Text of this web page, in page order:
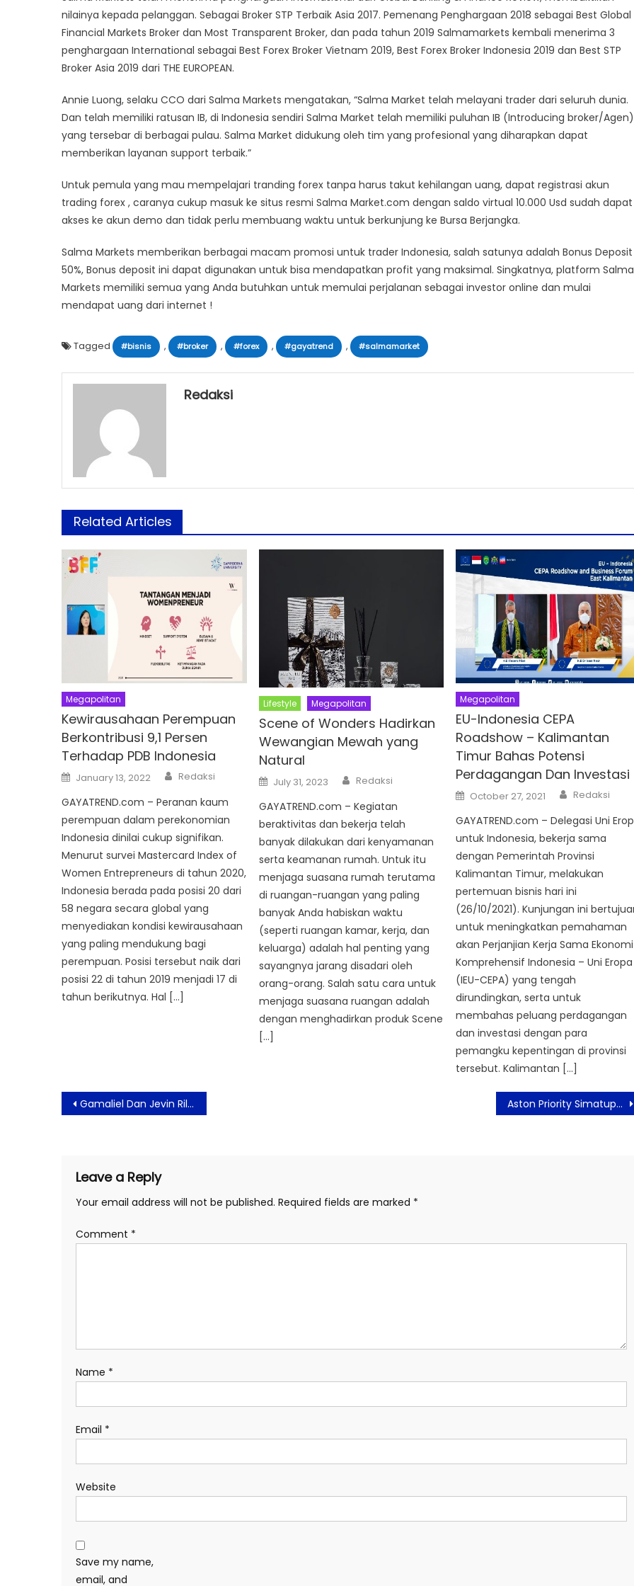
nilainya kepada pelanggan. Sebagai Broker STP Terbaik Asia 2017. Pemenang Penghargaan 2018 sebagai Best Global
Financial Markets Broker dan Most Transparent Broker, dan pada tahun 2019 Salmamarkets kembali menerima 3
penghargaan International sebagai Best Forex Broker Vietnam 2019, Best Forex Broker Indonesia 2019 dan Best STP
Broker Asia 2019 dari THE EUROPEAN.
Annie Luong, selaku CCO dari Salma Markets mengatakan, “Salma Market telah melayani trader dari seluruh dunia.
Dan telah memiliki ratusan IB, di Indonesia sendiri Salma Market telah memiliki puluhan IB (Introducing broker/Agen)
yang tersebar di berbagai pulau. Salma Market didukung oleh tim yang profesional yang diharapkan dapat
memberikan layanan support terbaik.”
Untuk pemula yang mau mempelajari tranding forex tanpa harus takut kehilangan uang, dapat registrasi akun
trading forex , caranya cukup masuk ke situs resmi Salma Market.com dengan saldo virtual 10.000 Usd sudah dapat
akses ke akun demo dan tidak perlu membuang waktu untuk berkunjung ke Bursa Berjangka.
Salma Markets memberikan berbagai macam promosi untuk trader Indonesia, salah satunya adalah Bonus Deposit
50%, Bonus deposit ini dapat digunakan untuk bisa mendapatkan profit yang maksimal. Singkatnya, platform Salma
Markets memiliki semua yang Anda butuhkan untuk memulai perjalanan sebagai investor online dan mulai
mendapat uang dari internet !
Tagged #bisnis , #broker , #forex , #gayatrend , #salmamarket
Redaksi
Related Articles
Megapolitan
Kewirausahaan Perempuan
Berkontribusi 9,1 Persen
Terhadap PDB Indonesia
Posted
on
January 13, 2022 Author
Redaksi
GAYATREND.com – Peranan kaum
perempuan dalam perekonomian
Indonesia dinilai cukup signifikan.
Menurut survei Mastercard Index of
Women Entrepreneurs di tahun 2020,
Indonesia berada pada posisi 20 dari
58 negara secara global yang
menyediakan kondisi kewirausahaan
yang paling mendukung bagi
perempuan. Posisi tersebut naik dari
posisi 22 di tahun 2019 menjadi 17 di
tahun berikutnya. Hal […]
Lifestyle Megapolitan
Scene of Wonders Hadirkan
Wewangian Mewah yang
Natural
Posted
on
July 31, 2023 Author
Redaksi
GAYATREND.com – Kegiatan
beraktivitas dan bekerja telah
banyak dilakukan dari kenyamanan
serta keamanan rumah. Untuk itu
menjaga suasana rumah terutama
di ruangan-ruangan yang paling
banyak Anda habiskan waktu
(seperti ruangan kamar, kerja, dan
keluarga) adalah hal penting yang
sayangnya jarang disadari oleh
orang-orang. Salah satu cara untuk
menjaga suasana ruangan adalah
dengan menghadirkan produk Scene
[…]
Megapolitan
EU-Indonesia CEPA
Roadshow – Kalimantan
Timur Bahas Potensi
Perdagangan Dan Investasi
Posted
on
October 27, 2021 Author
Redaksi
GAYATREND.com – Delegasi Uni
untuk Indonesia, bekerja sama
dengan Pemerintah Provinsi
Kalimantan Timur, melakukan
pertemuan bisnis hari ini
(26/10/2021). Kunjungan ini
untuk meningkatkan pemahaman
akan Perjanjian Kerja Sama Ekonomi
Komprehensif Indonesia – Uni Eropa
(IEU-CEPA) yang tengah
dirundingkan, serta untuk
membahas peluang perdagangan
dan investasi dengan para
pemangku kepentingan di provinsi
tersebut. Kalimantan […]
Post
navigation
Gamaliel Dan Jevin Rilis Ulang Video Lagu ‘Sephia’ di Film ‘Generasi 90-an: Melankolia’ Aston Priority Simatupang Dan WWF Kampanyekan Earth Hour Tampilkan Batik Glow In The Dark
Leave a Reply
Your email address will not be published. Required fields are marked *
Comment *
Name *
Email *
Website
Save my name,
email, and